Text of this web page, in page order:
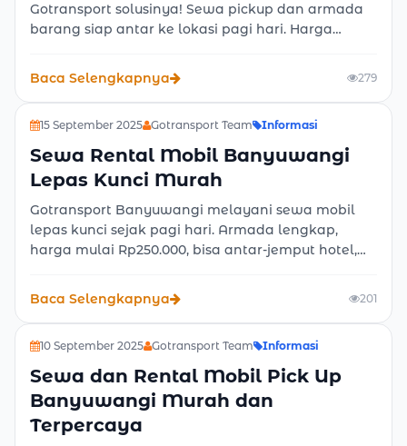
Gotransport solusinya! Sewa pickup dan armada
barang siap antar ke lokasi pagi hari. Harga
Cocok untuk UMKM, toko online, dan bisnis lokal.
Baca Selengkapnya 279
15 September 2025 Gotransport Team Informasi
Sewa Rental Mobil Banyuwangi
Lepas Kunci Murah
Gotransport Banyuwangi melayani sewa mobil
lepas kunci sejak pagi hari. Armada lengkap,
harga mulai Rp250.000, bisa antar-jemput hotel,
atau bisnis, booking cepat via WhatsApp.
Baca Selengkapnya 201
10 September 2025 Gotransport Team Informasi
Sewa dan Rental Mobil Pick Up
Banyuwangi Murah dan
Terpercaya